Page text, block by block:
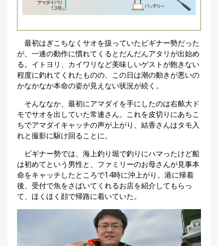
最初はぎこちなくサオを扱っていたビギナー勢だった
が、一連の動作に慣れてくるとだんだんアタリが出始め
る。イトヨリ、カイワリなど美味しいゲストが飽きない
程度に釣れてくれたものの、この日は潮の動きが悪いの
かなかなか本命の姿が見えない状況が続く。
そんななか、最初にアマダイを手にしたのは右舷大ド
モでサオを出していた常連さん。これを皮切りにあちこ
ちでアマダイキャッチの声が上がり、結香さんはタモ入
れと撮影に駆け回ることに。
ビギナー勢では、海上釣り堀で釣りにハマったけど船
は初めてという男性と、ファミリーのお母さんが見事本
命をキャッチしたところで14時に沖上がり。港に帰着
後、受付で魚をさばいてくれるお店を紹介してもらっ
て、ほくほく顔で帰路に着いていた。